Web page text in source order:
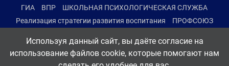
ГИА
ВПР
ШКОЛЬНАЯ ПСИХОЛОГИЧЕСКАЯ СЛУЖБА
Реализация стратегии развития воспитания
ПРОФСОЮЗ
ДИСТАНЦИОННЫЙ РЕЖИМ ОБУЧЕНИЯ
ПРОТИВОДЕЙСТВИЕ КОРРУПЦИИ
Используя данный сайт, вы даёте согласие на
использование файлов cookie, которые помогают нам